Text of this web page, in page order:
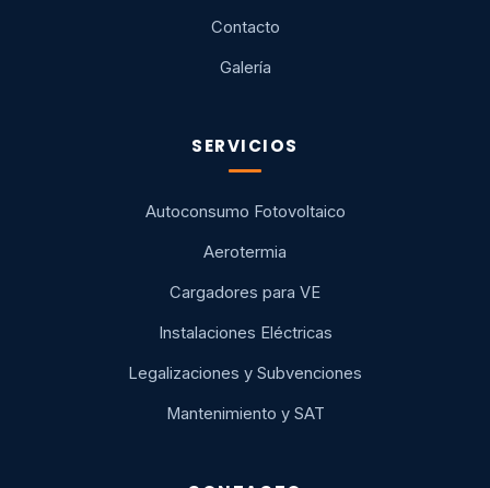
Contacto
Galería
SERVICIOS
Autoconsumo Fotovoltaico
Aerotermia
Cargadores para VE
Instalaciones Eléctricas
Legalizaciones y Subvenciones
Mantenimiento y SAT